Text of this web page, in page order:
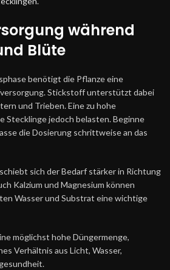
während
Blüte
benötigt die Pflanze eine
Stickstoff unterstützt dabei
und Trieben. Eine zu hohe
Stecklinge jedoch belasten. Beginne
die Dosierung schrittweise an das
sich der Bedarf stärker in Richtung
Kalzium und Magnesium können
Wasser und Substrat eine wichtige
möglichst hohe Düngermenge,
Verhältnis aus Licht, Wasser,